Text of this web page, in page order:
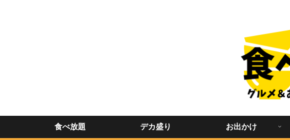
食べ放題 デカ盛り お出かけ